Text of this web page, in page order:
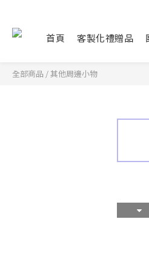
首頁 客製化禮贈品
全部商品 /其他周邊小物